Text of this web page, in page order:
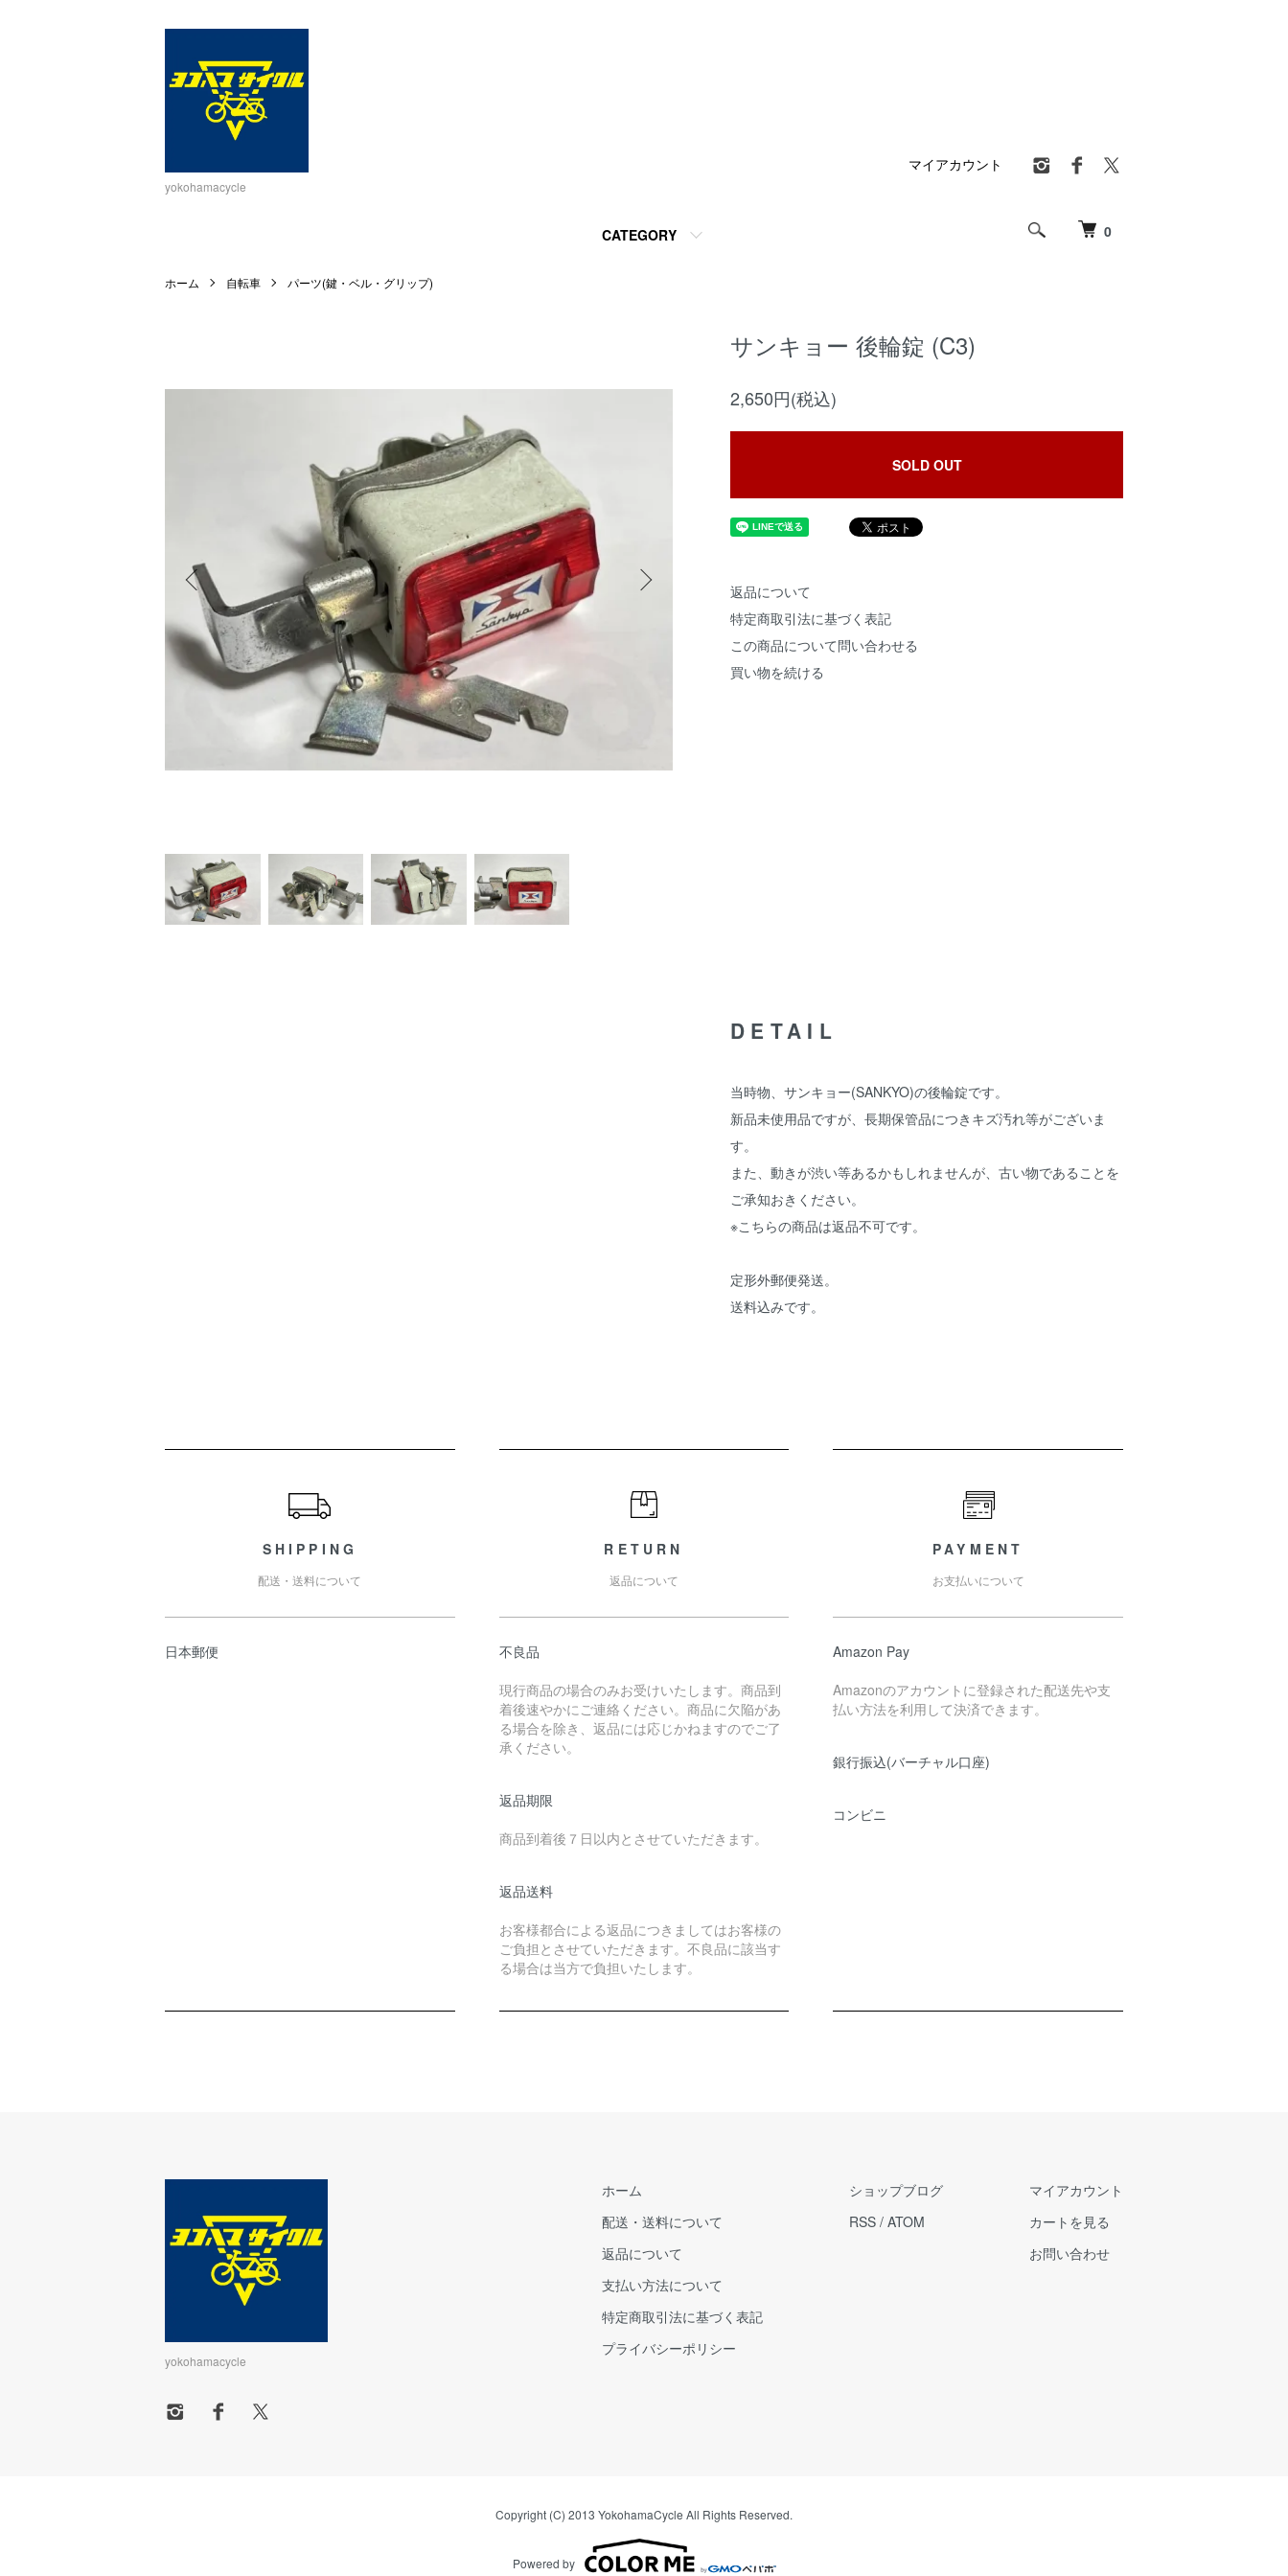
yokohamacycle
0
CATEGORY
マイアカウント
ホーム 自転車 パーツ(鍵・ベル・グリップ)
サンキョー 後輪錠 (C3)
2,650円(税込)
SOLD OUT
返品について
特定商取引法に基づく表記
この商品について問い合わせる
買い物を続ける
DETAIL
当時物、サンキョー(SANKYO)の後輪錠です。
新品未使用品ですが、長期保管品につきキズ汚れ等がございま
す。
また、動きが渋い等あるかもしれませんが、古い物であることを
ご承知おきください。
※こちらの商品は返品不可です。
定形外郵便発送。
送料込みです。
SHIPPING
配送・送料について
日本郵便
RETURN
返品について
不良品
現行商品の場合のみお受けいたします。商品到
着後速やかにご連絡ください。商品に欠陥があ
る場合を除き、返品には応じかねますのでご了
承ください。
返品期限
商品到着後７日以内とさせていただきます。
返品送料
お客様都合による返品につきましてはお客様の
ご負担とさせていただきます。不良品に該当す
る場合は当方で負担いたします。
PAYMENT
お支払いについて
Amazon Pay
Amazonのアカウントに登録された配送先や支
払い方法を利用して決済できます。
銀行振込(バーチャル口座)
コンビニ
yokohamacycle
ホーム
配送・送料について
返品について
支払い方法について
特定商取引法に基づく表記
プライバシーポリシー
ショップブログ
RSS / ATOM
マイアカウント
カートを見る
お問い合わせ
Copyright (C) 2013 YokohamaCycle All Rights Reserved.
Powered by